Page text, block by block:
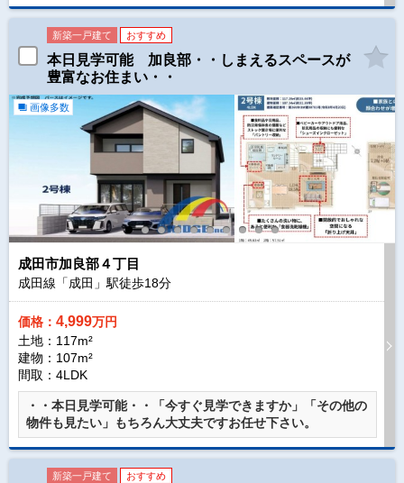
新築一戸建て おすすめ
本日見学可能 加良部・・しまえるスペースが
豊富なお住まい・・
画像多数
成田市加良部４丁目
成田線「成田」駅徒歩18分
価格： 4,999万円
土地：117m²
建物：107m²
間取：4LDK
・・本日見学可能・・「今すぐ見学できますか」「その他の
物件も見たい」もちろん大丈夫ですお任せ下さい。
新築一戸建て おすすめ